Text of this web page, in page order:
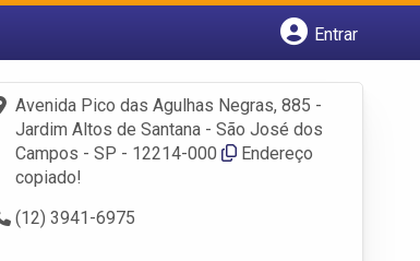
Entrar
Fazer login
Criar conta
Avenida Pico das Agulhas Negras, 885 -
Jardim Altos de Santana - São José dos
Campos - SP - 12214-000
Endereço
copiado!
(12) 3941-6975